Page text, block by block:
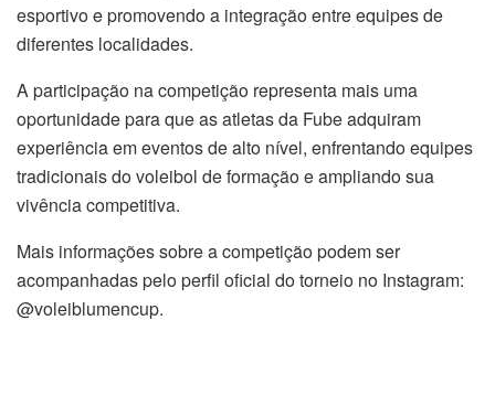
esportivo e promovendo a integração entre equipes de
diferentes localidades.
A participação na competição representa mais uma
oportunidade para que as atletas da Fube adquiram
experiência em eventos de alto nível, enfrentando equipes
tradicionais do voleibol de formação e ampliando sua
vivência competitiva.
Mais informações sobre a competição podem ser
acompanhadas pelo perfil oficial do torneio no Instagram:
@voleiblumencup.